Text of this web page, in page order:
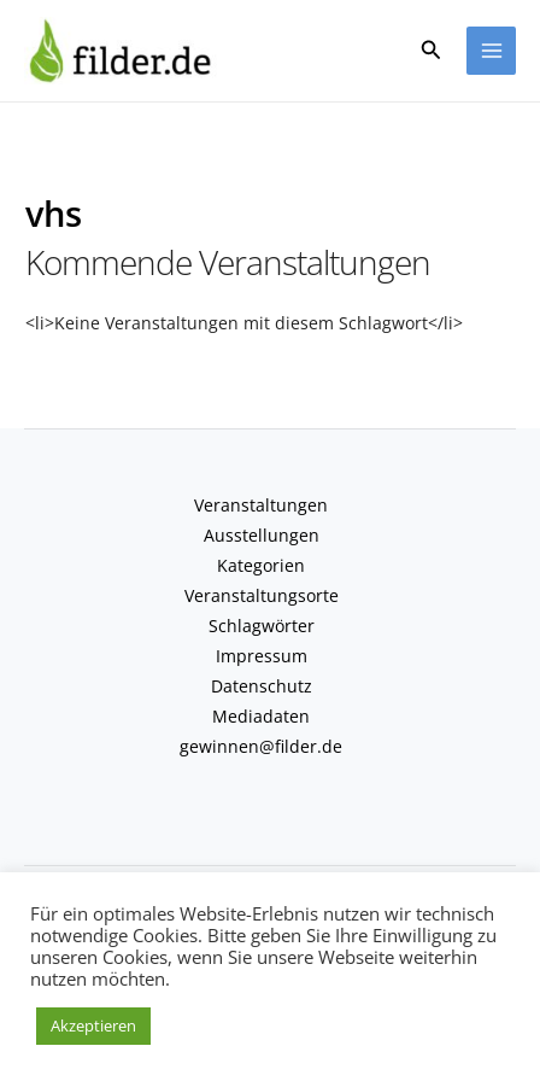
Inhalt
springen
Suchen
vhs
Kommende Veranstaltungen
<li>Keine Veranstaltungen mit diesem Schlagwort</li>
Veranstaltungen
Ausstellungen
Kategorien
Veranstaltungsorte
Schlagwörter
Impressum
Datenschutz
Mediadaten
gewinnen@filder.de
Copyright © 2026 kulturkalender-filder.de | Powered by kulturkalender-
filder.de
Für ein optimales Website-Erlebnis nutzen wir technisch
notwendige Cookies. Bitte geben Sie Ihre Einwilligung zu
unseren Cookies, wenn Sie unsere Webseite weiterhin
nutzen möchten.
Akzeptieren